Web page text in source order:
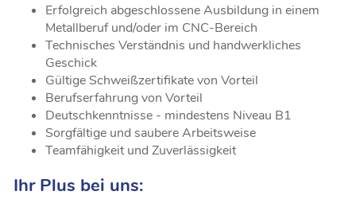
Erfolgreich abgeschlossene Ausbildung in einem
Metallberuf und/oder im CNC-Bereich
Technisches Verständnis und handwerkliches
Geschick
Gültige Schweißzertifikate von Vorteil
Berufserfahrung von Vorteil
Deutschkenntnisse - mindestens Niveau B1
Sorgfältige und saubere Arbeitsweise
Teamfähigkeit und Zuverlässigkeit
Ihr Plus bei uns: